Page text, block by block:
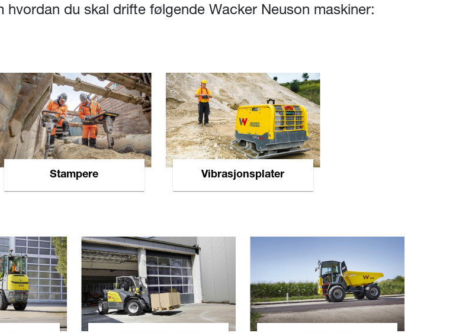
du skal drifte følgende Wacker Neuson maskiner:
Stampere Vibrasjonsplater